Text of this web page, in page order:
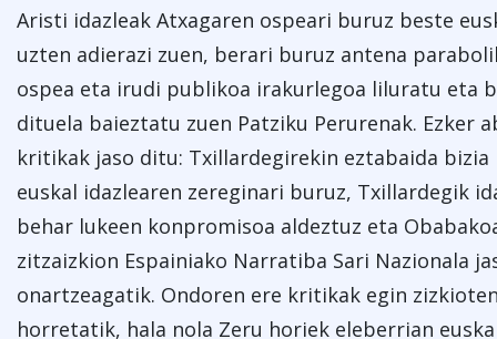
Aristi idazleak Atxagaren ospeari buruz beste
uzten adierazi zuen, berari buruz antena
ospea eta irudi publikoa irakurlegoa liluratu eta
dituela baieztatu zuen Patziku Perurenak. Ezker
kritikak jaso ditu: Txillardegirekin eztabaida bizia
euskal idazlearen zereginari buruz, Txillardegik
behar lukeen konpromisoa aldeztuz eta
zitzaizkion Espainiako Narratiba Sari Nazionala
onartzeagatik. Ondoren ere kritikak egin
horretatik, hala nola Zeru horiek eleberrian